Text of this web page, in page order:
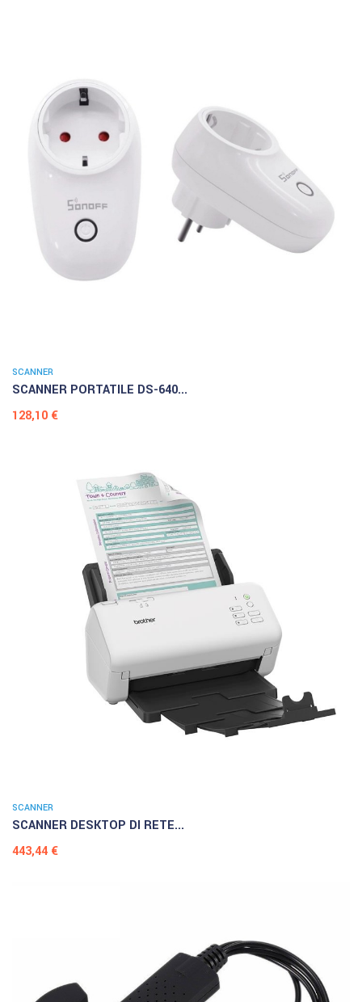
SCANNER
SCANNER PORTATILE DS-640...
Prezzo
128,10 €
SCANNER
SCANNER DESKTOP DI RETE...
Prezzo
443,44 €